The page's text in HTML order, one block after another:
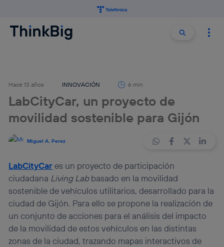
Buscar
Hace 13 años INNOVACIÓN 6 min
LabCityCar, un proyecto de
movilidad sostenible para Gijón
Miguel A. Perez
LabCityCares un proyecto de participación
ciudadana Living Labbasado en la movilidad
sostenible de vehículos utilitarios, desarrollado para la
ciudad de Gijón. Para ello se propone la realización de
un conjunto de acciones para el análisis del impacto
de la movilidad de estos vehículos en las distintas
zonas de la ciudad, trazando mapas interactivos de